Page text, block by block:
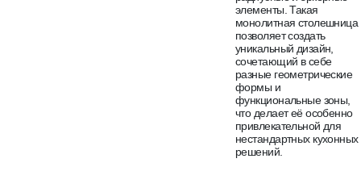
элементы. Такая
монолитная столешница
позволяет создать
уникальный дизайн,
сочетающий в себе
разные геометрические
формы и
функциональные зоны,
что делает её особенно
привлекательной для
нестандартных кухонных
решений.